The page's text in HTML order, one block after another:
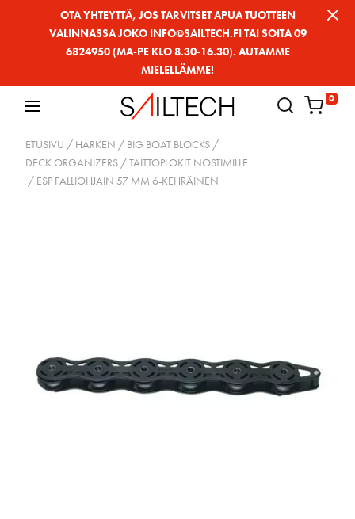
OTA YHTEYTTÄ, JOS TARVITSET APUA TUOTTEEN
VALINNASSA JOKO INFO@SAILTECH.FI TAI SOITA 09
6824950 (MA-PE KLO 8.30-16.30). AUTAMME
MIELELLÄMME!
0
ETUSIVU / HARKEN / BIG BOAT BLOCKS /
DECK ORGANIZERS / TAITTOPLOKIT NOSTIMILLE
/ ESP FALLIOHJAIN 57 MM 6-KEHRÄINEN